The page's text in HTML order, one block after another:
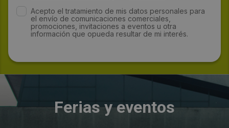
Acepto el tratamiento de mis datos personales para
el envío de comunicaciones comerciales,
promociones, invitaciones a eventos u otra
información que opueda resultar de mi interés.
Ferias y eventos